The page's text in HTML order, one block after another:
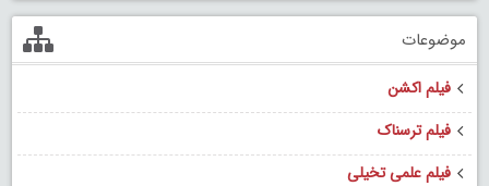
موضوعات
فیلم اکشن
فیلم ترسناک
فیلم علمی تخیلی